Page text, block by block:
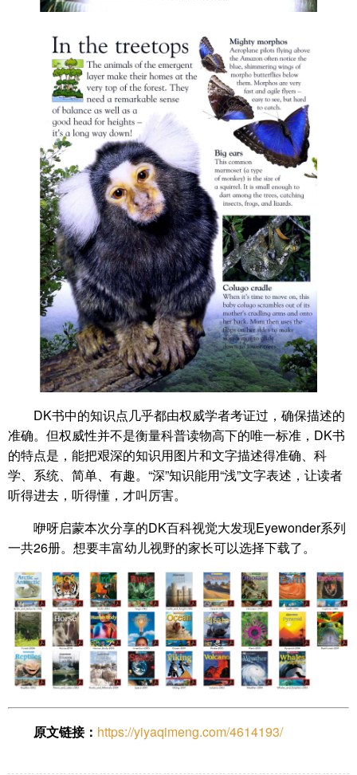
DK书中的知识点几乎都由权威学者考证过，确保描述的
准确。但权威性并不是衡量科普读物高下的唯一标准，DK书
的特点是，能把艰深的知识用图片和文字描述得准确、科
学、系统、简单、有趣。“深”知识能用“浅”文字表述，让读者
听得进去，听得懂，才叫厉害。
咿呀启蒙本次分享的DK百科视觉大发现Eyewonder系列
一共26册。想要丰富幼儿视野的家长可以选择下载了。
原文链接： https://yiyaqimeng.com/4614193/